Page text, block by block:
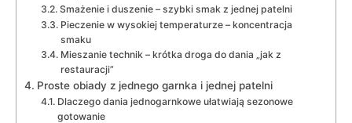
Smażenie i duszenie – szybki smak z jednej patelni
Pieczenie w wysokiej temperaturze – koncentracja
smaku
Mieszanie technik – krótka droga do dania „jak z
restauracji”
Proste obiady z jednego garnka i jednej patelni
Dlaczego dania jednogarnkowe ułatwiają sezonowe
gotowanie